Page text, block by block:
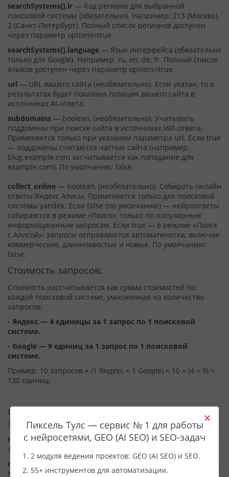
searchSystems[].lr — Код региона для выбранной
поисковой системы (обязательно). Например: 213 (Москва),
2 (Санкт-Петербург). Полный список регионов доступен
через параметр options=true.
searchSystems[].language — Язык интерфейса (обязательно
только для Google). Например: ru, en, de, fr. Полный список
языков доступен через параметр options=true.
url — URL вашего сайта (необязательно). Если указан, то в
результатах будет показана позиция вашего сайта в
источниках AI-ответа.
subdomains — boolean, (необязательно). Учитывать
поддомены при поиске сайта в источниках ИИ-ответа.
Применяется только при указании параметра url. Если true
— поддомены считаются частью сайта (например,
blog.example.com засчитывается как попадание для
example.com). По умолчанию: false.
collect_online — boolean, (необязательно). Собирать онлайн
ответы Яндекс Алисы. Применяется только для поисковой
системы yandex. Если false (по умолчанию) — нейроответы
собираются в режиме «Поиск», только по популярным
информационным запросам. Если true — в режиме «Поиск
с Алисой»: запросы отправляются автоматически, включая
коммерческие, длиннохвостые и новые. По умолчанию:
false.
Стоимость запросов:
Стоимость рассчитывается как сумма стоимостей по
каждой поисковой системе, умноженная на количество
запросов:
- Яндекс — 4 единицы за 1 запрос по 1 поисковой
системе.
- Google — 9 единиц за 1 запрос по 1 поисковой
системе.
Пример: 10 запросов × (1 Яндекс + 1 Google) = 10 × (4 + 9) =
130 единиц.
Описание ответа при успешном завершении
задачи:
request— Исходные параметры задачи: requests, url,
searchSystems.
response
— Результаты, сгруппированные по коду региона.
Каждый регион содержит:
Пиксель Тулс — сервис № 1 для работы
с нейросетями, GEO (AI SEO) и SEO-задач
1. 2 модуля ведения проектов: GEO (AI SEO) и SEO.
2. 55+ инструментов для автоматизации.